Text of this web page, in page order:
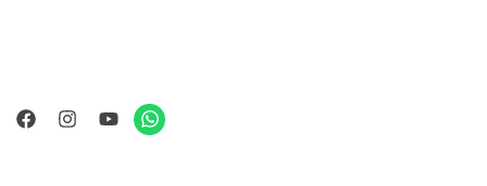
FacebookInstagram
YoutubeWhatsapp